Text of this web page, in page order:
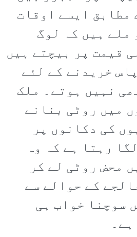
مطابق ایسے اوقات
ملے ہیں کہ لوگ
قیمت پر بیچتے ہیں
خریدنے کے لئے
نہیں ہوتے۔ ملک
میں روٹی بنانے
کی دکانوں پر
رہتا ہے کہ وہ
محض روٹی لے کر
کے حوالے سے
سوچنا خواب ہی